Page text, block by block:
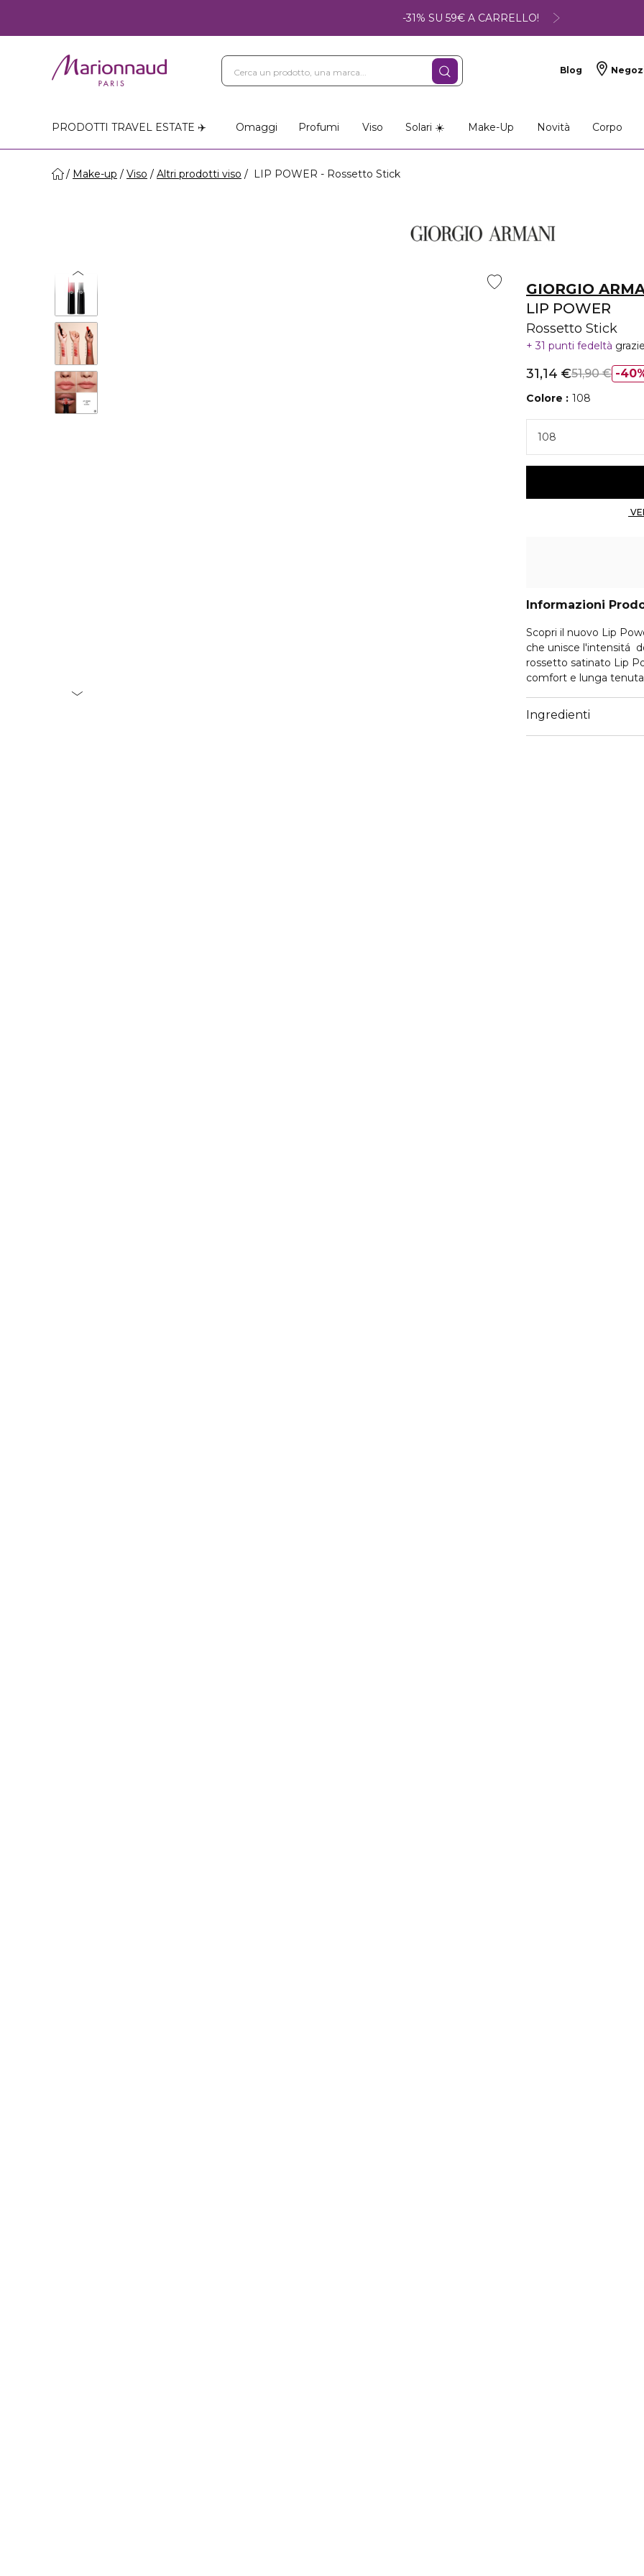
-31% SU 59€ A CARRELLO!
Blog
PRODOTTI TRAVEL ESTATE ✈️ Omaggi Profumi Viso Solari ☀️ Make-Up Novità Corpo
Make-up Viso Altri prodotti viso LIP POWER - Rossetto Stick
GIORGIO
LIP POWER
Rossetto Stick
31 punti fedeltà
31,14 €51,90 €
Colore 108
108
Informazioni
Scopri il nuovo Lip Power il rossetto stick di Giorgio Armani a lunga
che unisce l'intensitá
rossetto satinato Lip
comfort e lunga
Giorgio Armani mantenendo il design iconico del brand. Creata con
l'International Make-up Artist Linda
composta da una
Ingredienti